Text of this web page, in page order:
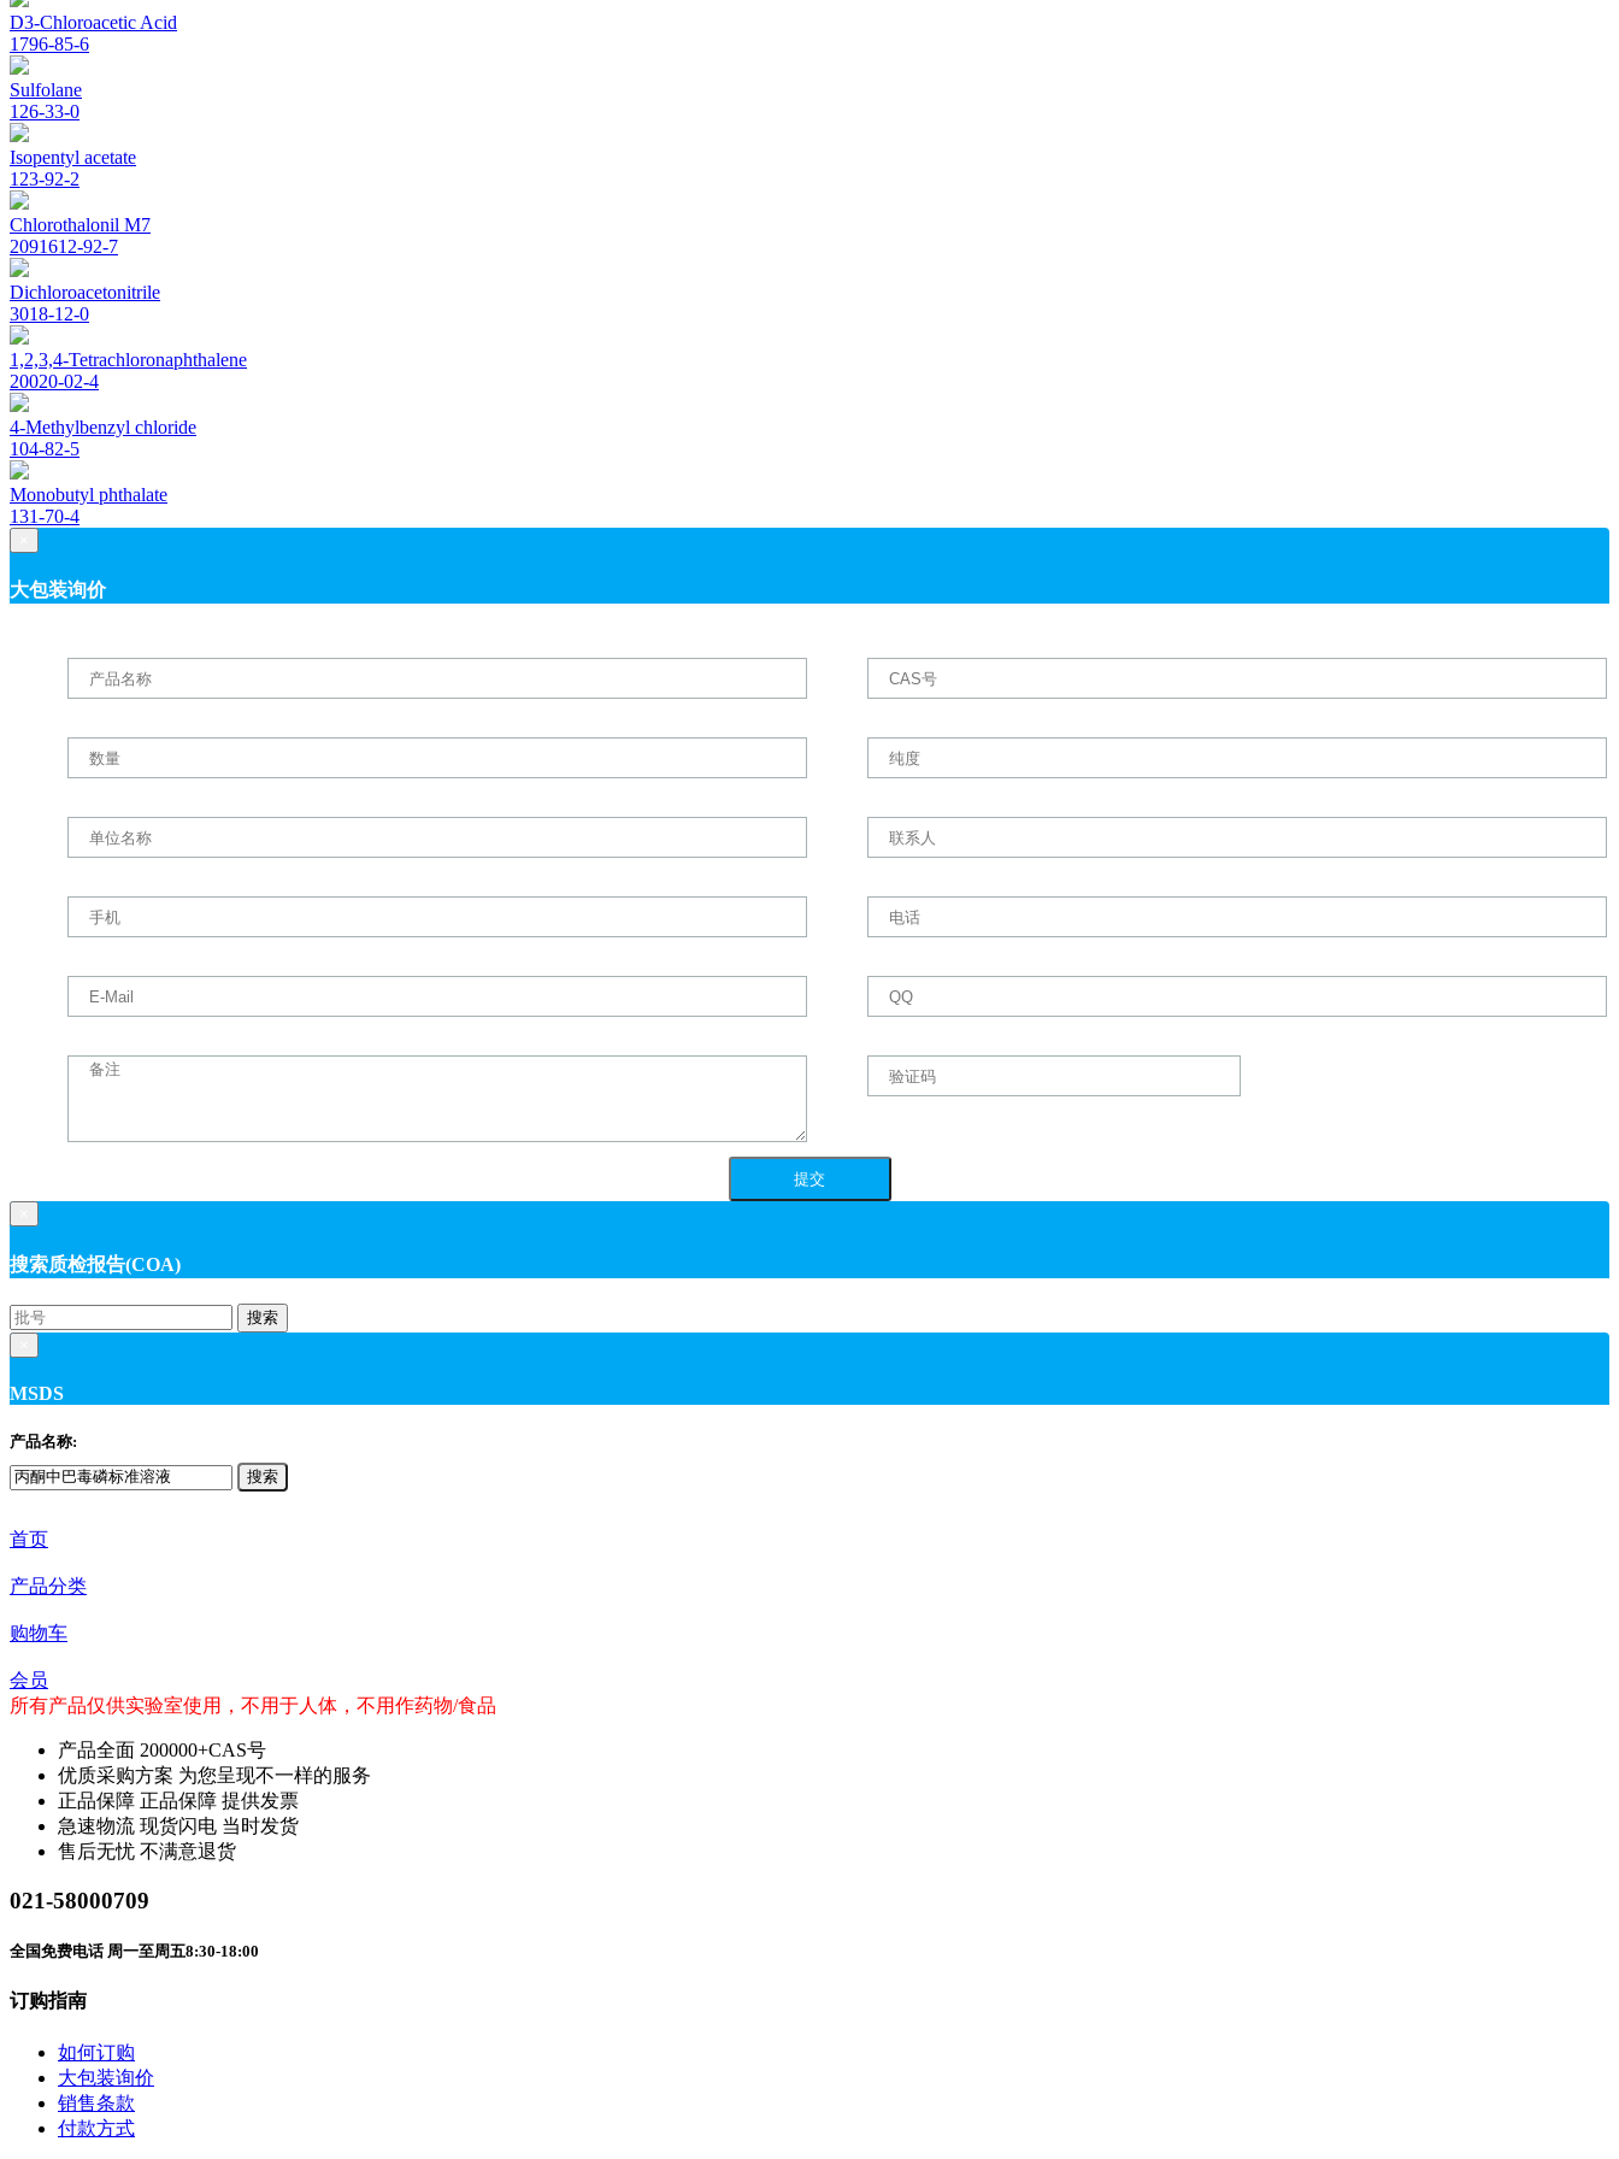
D3-Chloroacetic Acid
1796-85-6
Sulfolane
126-33-0
Isopentyl acetate
123-92-2
Chlorothalonil M7
2091612-92-7
Dichloroacetonitrile
3018-12-0
1,2,3,4-Tetrachloronaphthalene
20020-02-4
4-Methylbenzyl chloride
104-82-5
Monobutyl phthalate
131-70-4
大包装询价
搜索质检报告(COA)
搜索
MSDS
产品名称:
搜索
首页
产品分类
购物车
会员
所有产品仅供实验室使用，不用于人体，不用作药物/食品
产品全面 200000+CAS号
优质采购方案 为您呈现不一样的服务
正品保障 正品保障 提供发票
急速物流 现货闪电 当时发货
售后无忧 不满意退货
021-58000709
全国免费电话 周一至周五8:30-18:00
订购指南
如何订购
大包装询价
销售条款
付款方式